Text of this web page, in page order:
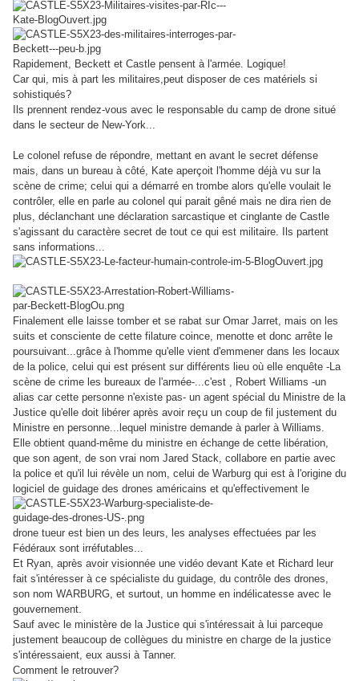
Rapidement, Beckett et Castle pensent à l'armée. Logique!
Car qui, mis à part les militaires,peut disposer de ces matériels si
sohistiqués?
Ils prennent rendez-vous avec le responsable du camp de drone situé
dans le secteur de New-York...
Le colonel refuse de répondre, mettant en avant le secret défense
mais, dans un bureau à côté, Kate aperçoit l'homme déjà vu sur la
scène de crime; celui qui a démarré en trombe alors qu'elle voulait le
contrôler, elle en parle au colonel qui parait gêné mais ne dira rien de
plus, déclanchant une déclaration sarcastique et cinglante de Castle
s'agissant du caractère secret de tout ce qui est militaire. Ils partent
sans informations...
Finalement elle laisse tomber et se rabat sur Omar Jarret, mais on les
suits et consciente de cette filature coince, menotte et donc arrête le
poursuivant...grâce à l'homme qu'elle vient d'emmener dans les locaux
de la police, celui qui est présent sur différents lieu où elle enquête -La
scène de crime les bureaux de l'armée-...c'est , Robert Williams -un
alias car cette personne n'existe pas- un agent spécial du Ministre de la
Justice qu'elle doit libérer après avoir reçu un coup de fil justement du
Ministre en personne...lequel ministre demande à parler à Williams.
Elle obtient quand-même du ministre en échange de cette libération,
que son agent, de son vrai nom Jared Stack, collabore en partie avec
la police et qu'il lui révèle un nom, celui de Warburg qui est à l'origine du
logiciel de guidage des drones américains et qu'effectivement le
drone tueur est bien un des leurs, les analyses effectuées par les
Fédéraux sont irréfutables...
Et Ryan, après avoir visionnée une vidéo devant Kate et Richard leur
fait s'intéresser à ce spécialiste du guidage, du contrôle des drones,
son nom WARBURG, et surtout, un homme en indélicatesse avec le
gouvernement.
Sauf avec le ministère de la Justice qui s'intéressait à lui parceque
justement beaucoup de collègues du ministre en charge de la justice
s'intéressaient, eux aussi à Tanner.
Comment le retrouver?